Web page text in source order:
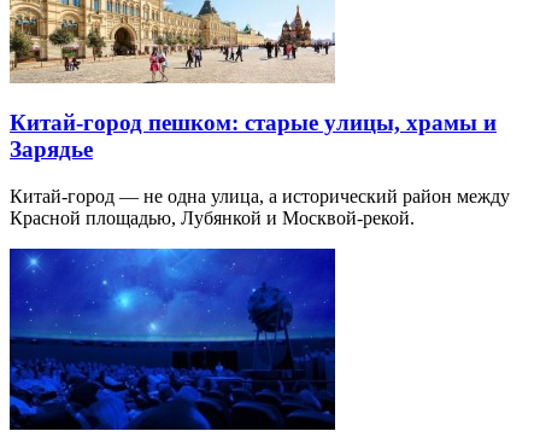
Китай-город пешком: старые улицы, храмы и
Зарядье
Китай-город — не одна улица, а исторический район между
Красной площадью, Лубянкой и Москвой-рекой.